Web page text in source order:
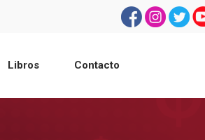
Libros Contacto